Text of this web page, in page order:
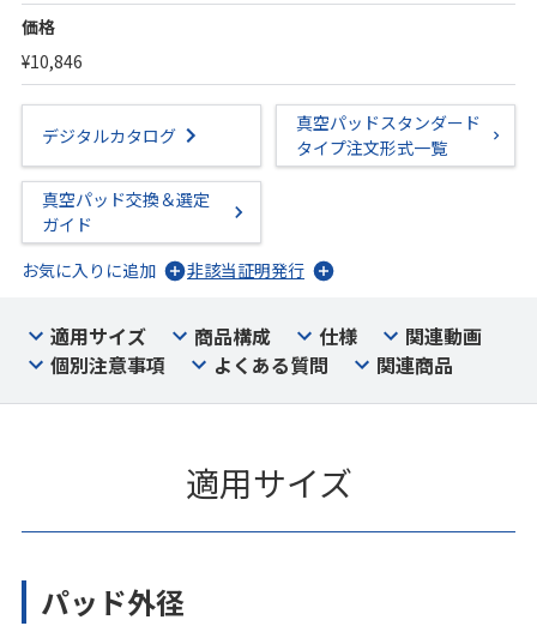
価格
¥10,846
デジタルカタログ
真空パッドスタンダード
タイプ注文形式一覧
真空パッド交換＆選定
ガイド
お気に入りに追加
非該当証明発行
適用サイズ 商品構成 仕様
関連動画
個別注意事項
よくある質問 関連商品
適用サイズ
パッド外径